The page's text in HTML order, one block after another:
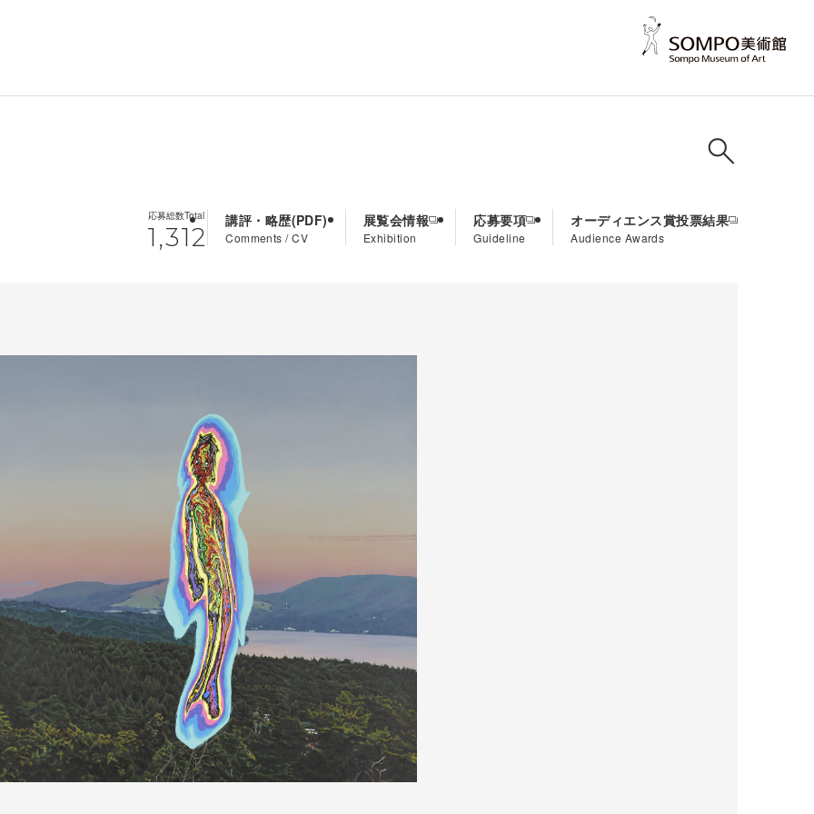
応募総数Total
1,312
講評・略歴
Comments / CV
展覧会情報
Exhibition
応募要項
Guideline
オーディエンス賞投票結果
Audience Awards